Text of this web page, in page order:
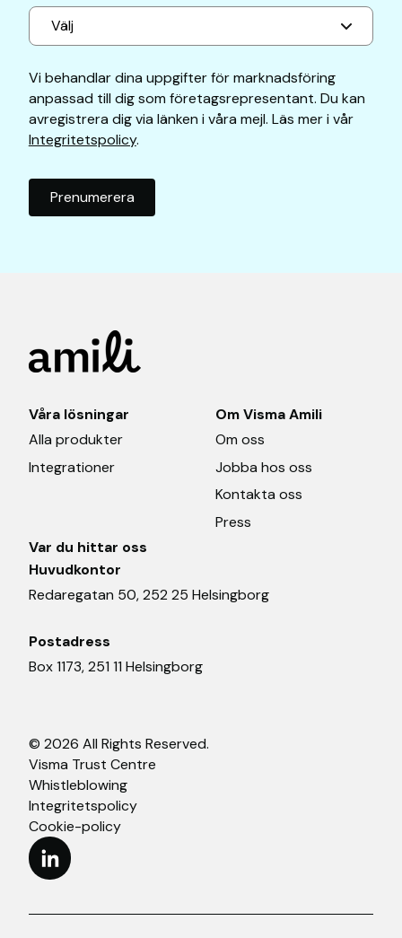
Vi behandlar dina uppgifter för marknadsföring
anpassad till dig som företagsrepresentant. Du kan
avregistrera dig via länken i våra mejl. Läs mer i vår
Integritetspolicy.
Våra lösningar
Alla produkter
Integrationer
Om Visma Amili
Om oss
Jobba hos oss
Kontakta oss
Press
Var du hittar oss
Huvudkontor
Redaregatan 50, 252 25 Helsingborg
Postadress
Box 1173, 251 11 Helsingborg
© 2026 All Rights Reserved.
Visma Trust Centre
Whistleblowing
Integritetspolicy
Cookie-policy